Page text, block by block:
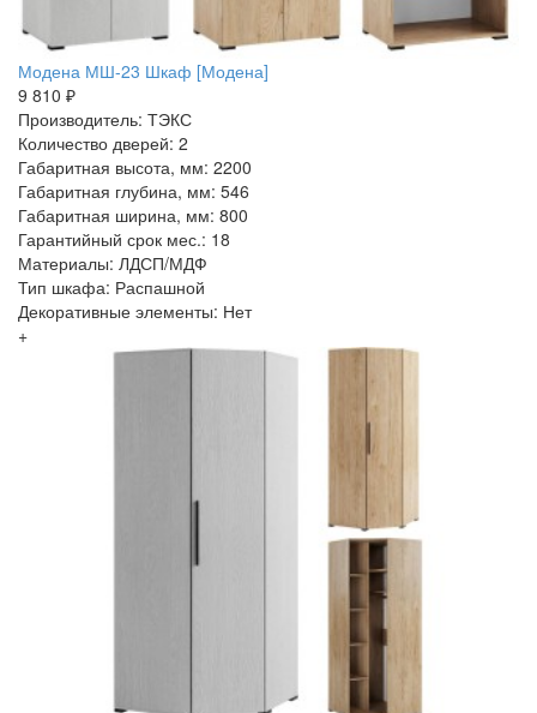
Модена МШ-23 Шкаф [Модена]
9 810 ₽
Производитель: ТЭКС
Количество дверей: 2
Габаритная высота, мм: 2200
Габаритная глубина, мм: 546
Габаритная ширина, мм: 800
Гарантийный срок мес.: 18
Материалы: ЛДСП/МДФ
Тип шкафа: Распашной
Декоративные элементы: Нет
+